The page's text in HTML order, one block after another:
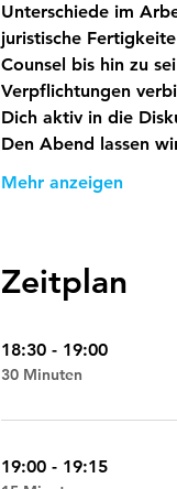
Unterschiede im
juristische
Counsel bis hin zu
Verpflichtungen
Dich aktiv in die
Den Abend lassen
Mehr anzeigen
Zeitplan
18:30 - 19:00
30 Minuten
19:00 - 19:15